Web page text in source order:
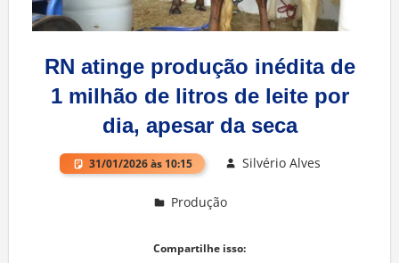
RN atinge produção inédita de
1 milhão de litros de leite por
dia, apesar da seca
31/01/2026 às 10:15 Silvério Alves
Produção
Compartilhe isso: